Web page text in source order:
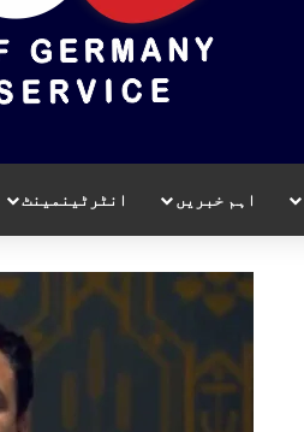
اہم خبریں انٹرٹینمینٹ